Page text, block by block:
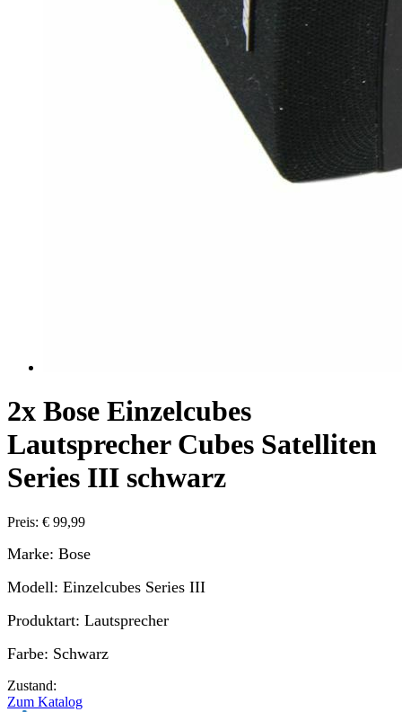
2x Bose Einzelcubes
Lautsprecher Cubes Satelliten
Series III schwarz
Preis: € 99,99
Marke: Bose
Modell: Einzelcubes Series III
Produktart: Lautsprecher
Farbe: Schwarz
Zustand:
Zum Katalog